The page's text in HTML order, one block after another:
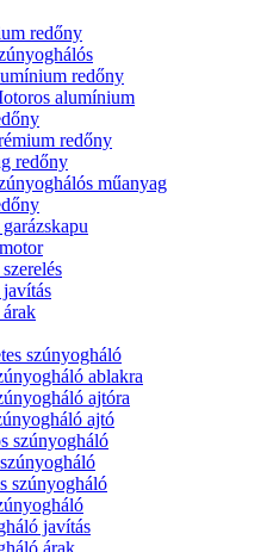
redőny
redőny
alumínium
redőny
redőny
műanyag
szúnyogháló
ablakra
ajtóra
ajtó
szúnyogháló
szúnyogháló
javítás
árak